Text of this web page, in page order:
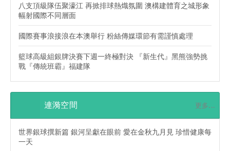
八支頂級隊伍聚濠江 再掀排球熱熾氛圍 澳構建體育之城形象
幅射國際不同層面
國際賽事浪接浪在本澳舉行 粉絲傳媒環節有需謹慎處理
籃球高級組銀牌決賽下週一終極對決 『新生代』黑熊強勢挑
戰『傳統班霸』福建隊
連漪空間 更多...
世界銀球撰新篇 銀河呈獻在眼前 愛在金秋九月見 珍惜健康每
一天